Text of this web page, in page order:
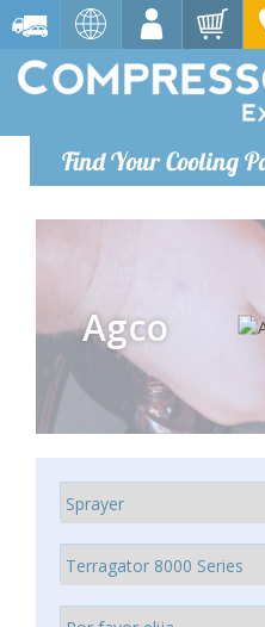
Find Your Cooling
Agco